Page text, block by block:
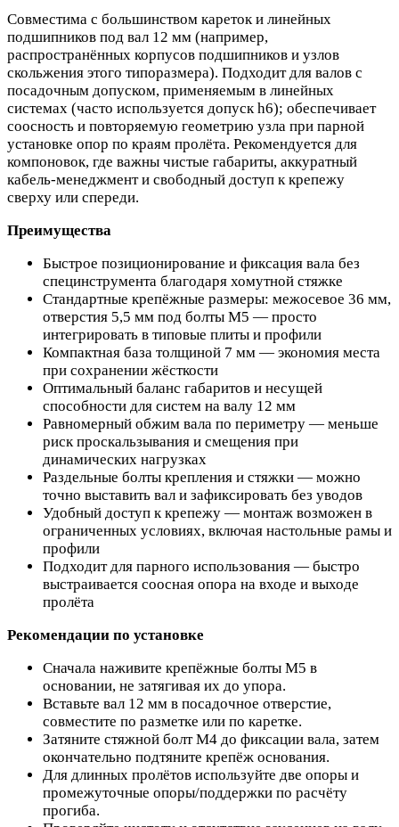
Совместима с большинством кареток и линейных
подшипников под вал 12 мм (например,
распространённых корпусов подшипников и узлов
скольжения этого типоразмера). Подходит для валов с
посадочным допуском, применяемым в линейных
системах (часто используется допуск h6); обеспечивает
соосность и повторяемую геометрию узла при парной
установке опор по краям пролёта. Рекомендуется для
компоновок, где важны чистые габариты, аккуратный
кабель‑менеджмент и свободный доступ к крепежу
сверху или спереди.
Преимущества
Быстрое позиционирование и фиксация вала без
специнструмента благодаря хомутной стяжке
Стандартные крепёжные размеры: межосевое 36 мм,
отверстия 5,5 мм под болты M5 — просто
интегрировать в типовые плиты и профили
Компактная база толщиной 7 мм — экономия места
при сохранении жёсткости
Оптимальный баланс габаритов и несущей
способности для систем на валу 12 мм
Равномерный обжим вала по периметру — меньше
риск проскальзывания и смещения при
динамических нагрузках
Раздельные болты крепления и стяжки — можно
точно выставить вал и зафиксировать без уводов
Удобный доступ к крепежу — монтаж возможен в
ограниченных условиях, включая настольные рамы и
профили
Подходит для парного использования — быстро
выстраивается соосная опора на входе и выходе
пролёта
Рекомендации по установке
Сначала наживите крепёжные болты M5 в
основании, не затягивая их до упора.
Вставьте вал 12 мм в посадочное отверстие,
совместите по разметке или по каретке.
Затяните стяжной болт M4 до фиксации вала, затем
окончательно подтяните крепёж основания.
Для длинных пролётов используйте две опоры и
промежуточные опоры/поддержки по расчёту
прогиба.